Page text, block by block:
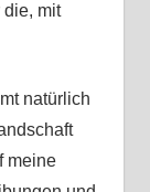
die, mit
natürlich
meine